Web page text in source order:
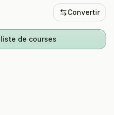
Convertir
de courses